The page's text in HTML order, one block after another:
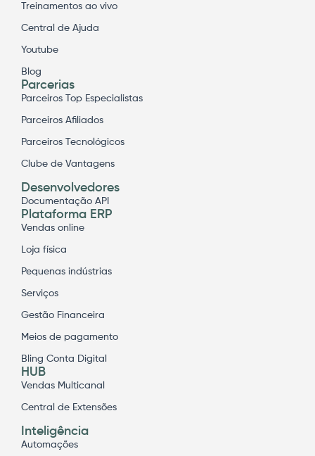
Treinamentos ao vivo
Central de Ajuda
Youtube
Blog
Parcerias
Parceiros Top Especialistas
Parceiros Afiliados
Parceiros Tecnológicos
Clube de Vantagens
Desenvolvedores
Documentação API
Plataforma ERP
Vendas online
Loja física
Pequenas indústrias
Serviços
Gestão Financeira
Meios de pagamento
Bling Conta Digital
HUB
Vendas Multicanal
Central de Extensões
Inteligência
Automações